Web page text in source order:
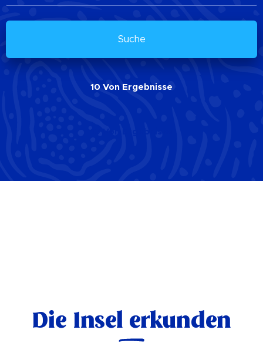
Suche
10 Von Ergebnisse
Die Insel erkunden